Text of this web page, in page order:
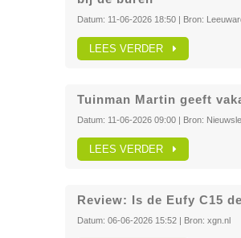
Datum: 11-06-2026 18:50| Bron:
LEES VERDER
Tuinman Martin geeft
Datum: 11-06-2026 09:00| Bron:
LEES VERDER
Review: Is de Eufy C15
Datum: 06-06-2026 15:52| Bron: xgn.nl